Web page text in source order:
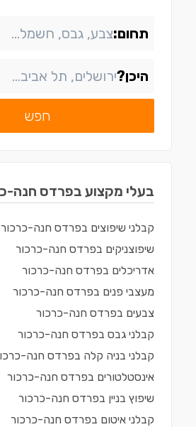
תחום:
היכן?
חפש
בעלי מקצוע בפרדס חנה-
קבלני שיפוצים בפרדס חנה-כרכור
שיפוצניקים בפרדס חנה-כרכור
אדריכלים בפרדס חנה-כרכור
מעצבי פנים בפרדס חנה-כרכור
צבעים בפרדס חנה-כרכור
קבלני גבס בפרדס חנה-כרכור
קבלני בניה קלה בפרדס חנה-
אינסטלטורים בפרדס חנה-כרכור
שיפוץ בניין בפרדס חנה-כרכור
קבלני איטום בפרדס חנה-כרכור